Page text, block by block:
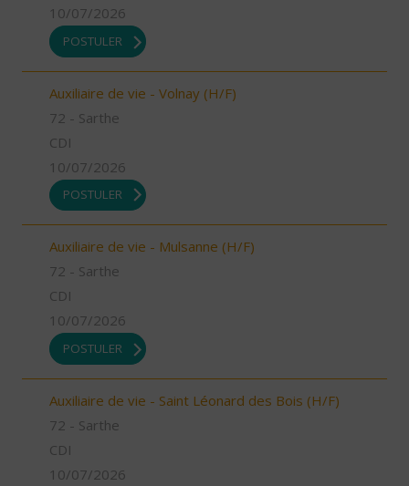
10/07/2026
POSTULER
Auxiliaire de vie - Volnay (H/F)
72 - Sarthe
CDI
10/07/2026
POSTULER
Auxiliaire de vie - Mulsanne (H/F)
72 - Sarthe
CDI
10/07/2026
POSTULER
Auxiliaire de vie - Saint Léonard des Bois (H/F)
72 - Sarthe
CDI
10/07/2026